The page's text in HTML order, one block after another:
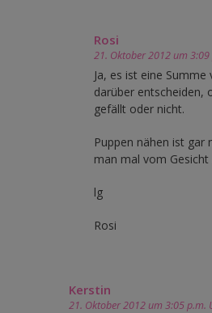
Rosi
21. Oktober 2012 um
Ja, es ist eine
darüber entscheiden,
gefällt oder nicht.
Puppen nähen ist gar
man mal vom Gesicht
lg
Rosi
Kerstin
21. Oktober 2012 um 3:05 p.m.